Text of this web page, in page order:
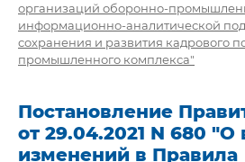
организаций оборонно-
информационно-аналитической
сохранения и развития кадрового
промышленного комплекса"
Постановление
от 29.04.2021 N 680 "О
изменений в Правила